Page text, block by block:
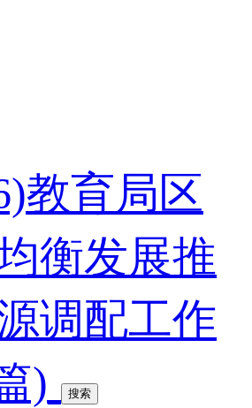
教育局区
衡发展推
调配工作
)
搜索